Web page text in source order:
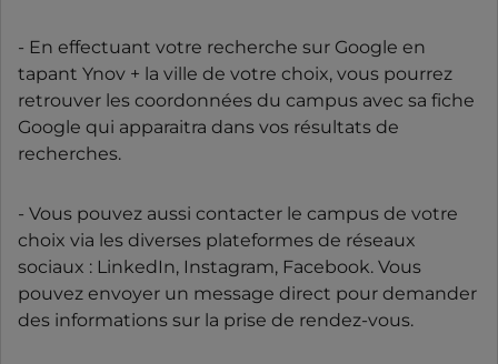
- En effectuant votre recherche sur Google en
tapant Ynov + la ville de votre choix, vous pourrez
retrouver les coordonnées du campus avec sa fiche
Google qui apparaitra dans vos résultats de
recherches.
- Vous pouvez aussi contacter le campus de votre
choix via les diverses plateformes de réseaux
sociaux : LinkedIn, Instagram, Facebook. Vous
pouvez envoyer un message direct pour demander
des informations sur la prise de rendez-vous.